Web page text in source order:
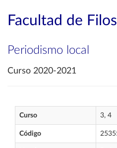
Facultad de
Periodismo local
Curso 2020-2021
Curso 3, 4
Código